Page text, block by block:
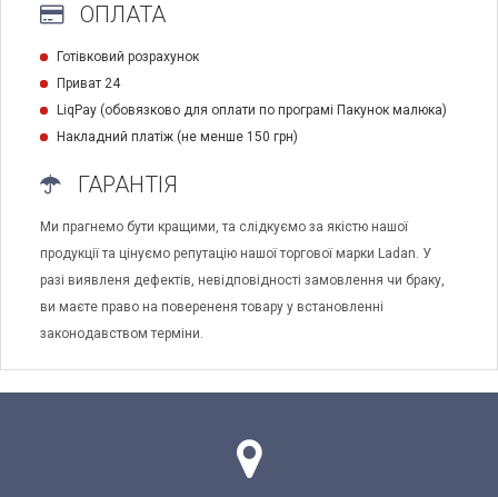
ОПЛАТА
Готівковий розрахунок
Приват 24
LiqPay (обовязково для оплати по програмі Пакунок малюка)
Накладний платіж (не менше 150 грн)
ГАРАНТІЯ
Ми прагнемо бути кращими, та слідкуємо за якістю нашої
продукції та цінуємо репутацію нашої торгової марки Ladan. У
разі виявленя дефектів, невідповідності замовлення чи браку,
ви маєте право на поверененя товару у встановленні
законодавством терміни.